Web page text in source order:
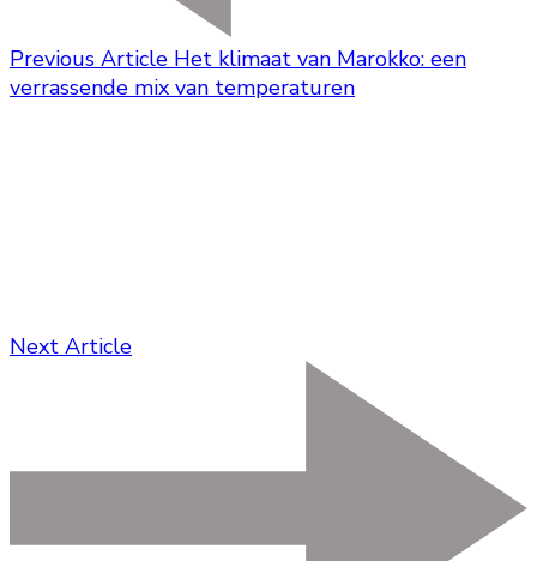
Previous Article Het klimaat van Marokko: een
verrassende mix van temperaturen
Next Article